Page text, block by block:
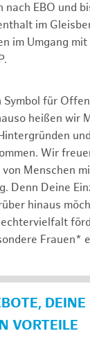
nach EBO und
im
im Umgang
Symbol für
heißen wir
und
Wir
Menschen
Denn Deine
hinaus
Frauen*
DEINE
VORTEILE